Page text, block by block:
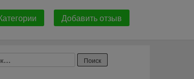
Добавить отзыв